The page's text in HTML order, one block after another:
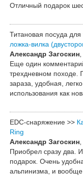
Отличный подарок
Титановая посуда для
ложка-вилка
Александр Загоскин
Еще один
трехдневном походе.
зараза, удобная,
использования как
EDC-снаряжение >>
Ring
Александр Загоскин
Приобрел сразу два.
подарок. Очень
альпинизма, и